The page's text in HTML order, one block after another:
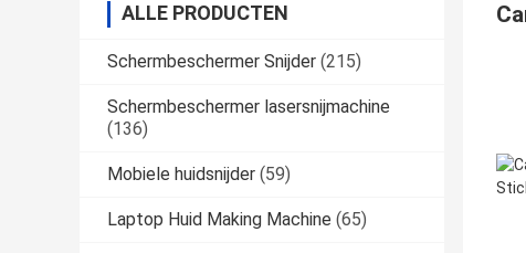
ALLE PRODUCTEN
Schermbeschermer Snijder (215)
Schermbeschermer lasersnijmachine
(136)
Mobiele huidsnijder (59)
Laptop Huid Making Machine (65)